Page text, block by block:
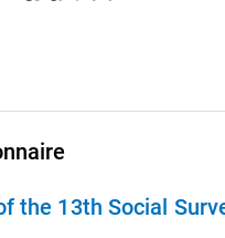
the 13th Social